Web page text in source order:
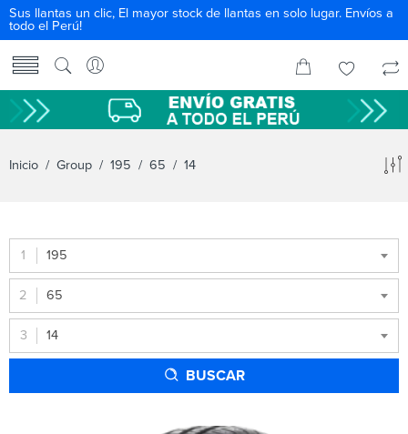
Sus llantas un clic, El mayor stock de llantas en solo lugar. Envíos a
todo el Perú!
Inicio / Group / 195 / 65 / 14
195
65
14
BUSCAR